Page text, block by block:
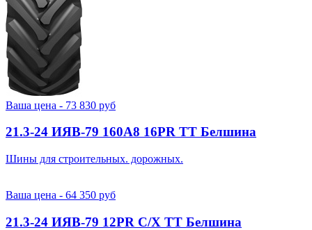
Ваша цена - 73 830 руб
21.3-24 ИЯВ-79 160A8 16PR TT Белшина
Шины для строительных. дорожных.
Ваша цена - 64 350 руб
21.3-24 ИЯВ-79 12PR С/Х TT Белшина